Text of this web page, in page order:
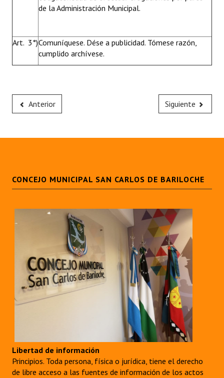
de la Administración Municipal.
Art. 3°)Comuníquese. Dése a publicidad. Tómese razón,
cumplido archívese.
Anterior Siguiente
CONCEJO MUNICIPAL SAN CARLOS DE BARILOCHE
Libertad de información
Principios. Toda persona, física o jurídica, tiene el derecho
de libre acceso a las fuentes de información de los actos